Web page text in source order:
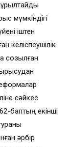
мүмкіндігі
іштен
келіспеушілік
созылған
сәйкес
баптың екінші
әрбір